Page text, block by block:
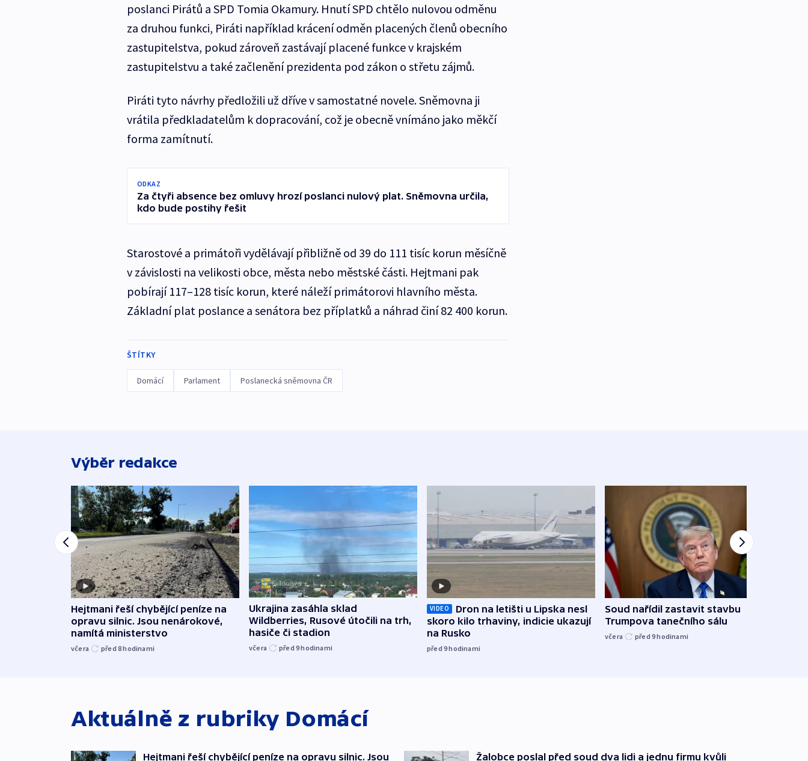
poslanci Pirátů a SPD Tomia Okamury. Hnutí SPD chtělo nulovou odměnu
za druhou funkci, Piráti například krácení odměn placených členů obecního
zastupitelstva, pokud zároveň zastávají placené funkce v krajském
zastupitelstvu a také začlenění prezidenta pod zákon o střetu zájmů.
Piráti tyto návrhy předložili už dříve v samostatné novele. Sněmovna ji
vrátila předkladatelům k dopracování, což je obecně vnímáno jako měkčí
forma zamítnutí.
ODKAZ
Za čtyři absence bez omluvy hrozí poslanci nulový plat. Sněmovna určila,
kdo bude postihy řešit
Starostové a primátoři vydělávají přibližně od 39 do 111 tisíc korun měsíčně
v závislosti na velikosti obce, města nebo městské části. Hejtmani pak
pobírají 117–128 tisíc korun, které náleží primátorovi hlavního města.
Základní plat poslance a senátora bez příplatků a náhrad činí 82 400 korun.
ŠTÍTKY
Domácí Parlament Poslanecká sněmovna ČR
Výběr redakce
Hejtmani řeší chybějící peníze na
opravu silnic. Jsou nenárokové,
namítá ministerstvo
včera před 8hodinami
Ukrajina zasáhla sklad
Wildberries, Rusové útočili na trh,
hasiče či stadion
včera před 9hodinami
VIDEO
Dron na letišti u Lipska nesl
skoro kilo trhaviny, indicie ukazují
na Rusko
před 9hodinami
Soud nařídil zastavit stavbu
Trumpova tanečního sálu
včera před 9hodinami
Aktuálně z rubriky Domácí
Hejtmani řeší chybějící peníze na opravu silnic. Jsou Žalobce poslal před soud dva lidi a jednu firmu kvůli